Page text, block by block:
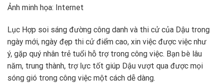
Ảnh minh họa: Internet
Lục Hợp soi sáng đường công danh và thi cử của Dậu trong
ngày mới, ngày đẹp thi cử điểm cao, xin việc được việc như
ý, gặp quý nhân trẻ tuổi hỗ trợ trong công việc. Bạn bè lâu
năm, trung thành, trợ lực tốt giúp Dậu vượt qua được mọi
sóng gió trong công việc một cách dễ dàng.